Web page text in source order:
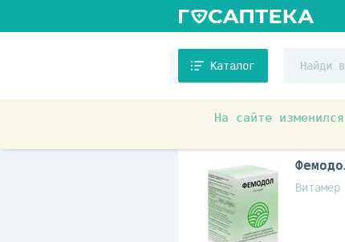
Каталог
На сайте
Витамер